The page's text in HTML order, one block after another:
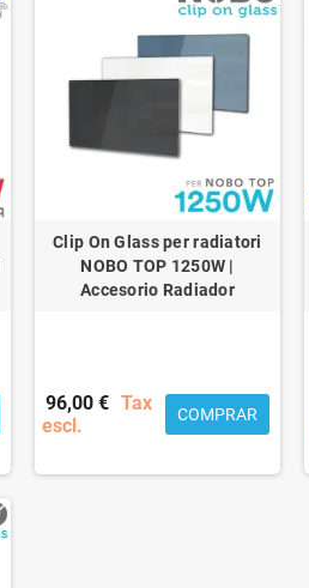
Clip On Glass per radiatori
NOBO TOP 1250W |
Accesorio Radiador
96,00 € Tax
escl.
COMPRAR